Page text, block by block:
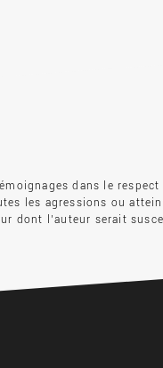
dans le
les agressions ou
dont l’auteur serait